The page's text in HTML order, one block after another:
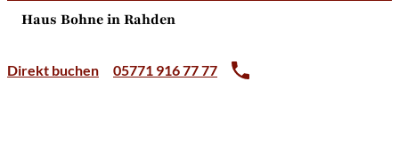
Haus Bohne in Rahden
Direkt buchen 05771 916 77 77